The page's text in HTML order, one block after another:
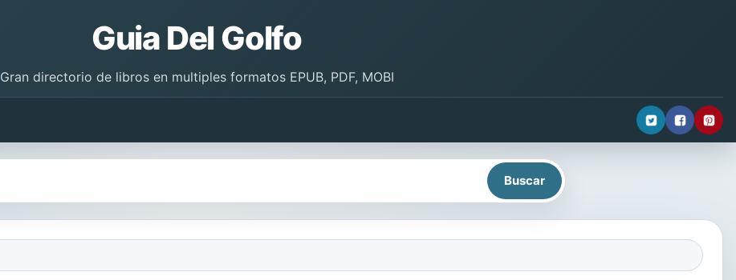
Guia Del Golfo
Gran directorio de libros en multiples formatos EPUB, PDF, MOBI